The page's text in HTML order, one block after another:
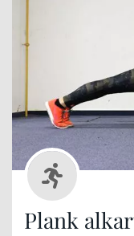
Plank